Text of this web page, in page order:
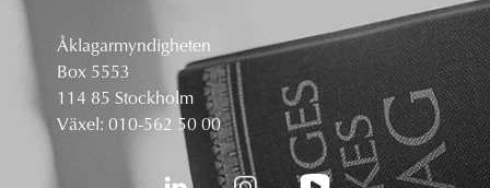
Åklagarmyndigheten
Box 5553
114 85 Stockholm
Växel: 010-562 50 00